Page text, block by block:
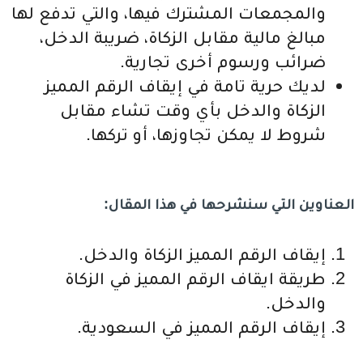
والمجمعات المشترك فيها، والتي تدفع لها
مبالغ مالية مقابل الزكاة، ضريبة الدخل،
ضرائب ورسوم أخرى تجارية.
لديك حرية تامة في إيقاف الرقم المميز
الزكاة والدخل بأي وقت تشاء مقابل
شروط لا يمكن تجاوزها، أو تركها.
العناوين التي سنشرحها في هذا المقال:
إيقاف الرقم المميز الزكاة والدخل.
طريقة ايقاف الرقم المميز في الزكاة
والدخل.
إيقاف الرقم المميز في السعودية.